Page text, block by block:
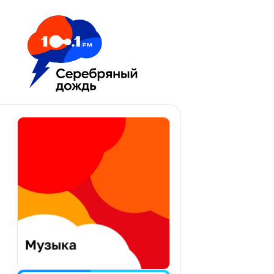
Москва 100.1 FM
Апатиты
Екатеринбург
Калининград
Калуга